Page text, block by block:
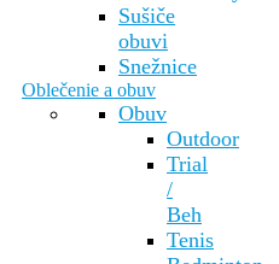
Sušiče
obuvi
Snežnice
Oblečenie a obuv
Obuv
Outdoor
Trial
/
Beh
Tenis